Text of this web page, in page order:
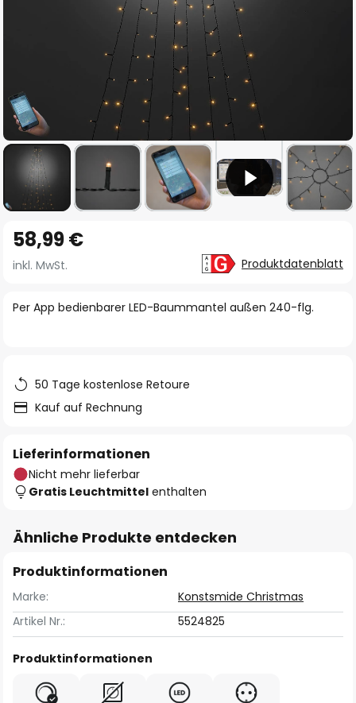
Anfang
der
springen
Per App bedienbarer LED-Baummantel außen 240-flg.
58,99 €
inkl. MwSt. Produktdatenblatt
50 Tage kostenlose Retoure
Kauf auf Rechnung
Lieferinformationen
Nicht mehr lieferbar
Gratis Leuchtmittel enthalten
Ähnliche Produkte entdecken
Produktinformationen
Marke:
Konstsmide Christmas
Artikel Nr.:
5524825
Produktinformationen